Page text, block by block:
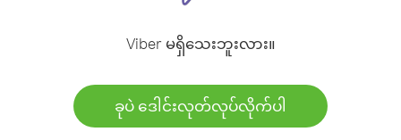
Viber မရှိသေးဘူးလား။
ခုပဲ ဒေါင်းလုတ်လုပ်လိုက်ပါ